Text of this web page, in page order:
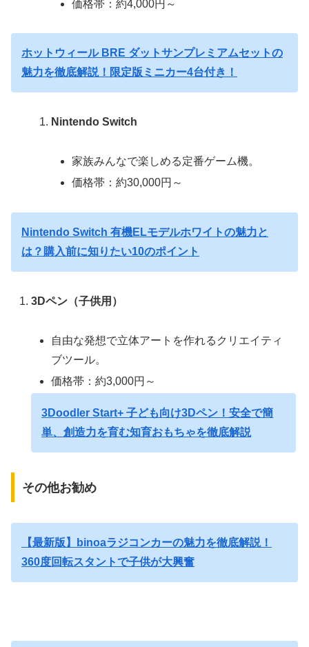
価格帯：約4,000円～
ホットウィール BRE ダットサンプレミアムセットの
魅力を徹底解説！限定版ミニカー4台付き！
Nintendo Switch
家族みんなで楽しめる定番ゲーム機。
価格帯：約30,000円～
Nintendo Switch 有機ELモデルホワイトの魅力と
は？購入前に知りたい10のポイント
3Dペン（子供用）
自由な発想で立体アートを作れるクリエイティ
ブツール。
価格帯：約3,000円～
3Doodler Start+ 子ども向け3Dペン！安全で簡
単、創造力を育む知育おもちゃを徹底解説
その他お勧め
【最新版】binoaラジコンカーの魅力を徹底解説！
360度回転スタントで子供が大興奮